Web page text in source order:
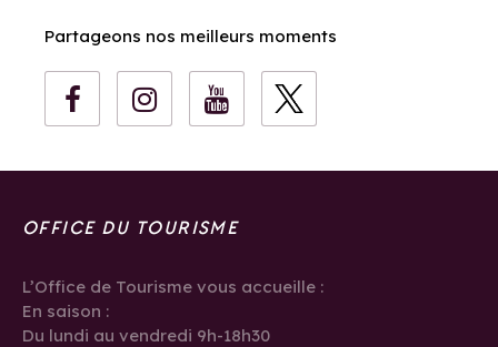
Partageons nos meilleurs moments
OFFICE DU TOURISME
L’Office de Tourisme vous accueille :
En saison :
Du lundi au vendredi 9h-18h30